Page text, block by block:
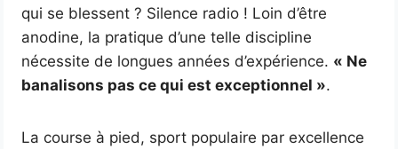
qui se blessent ? Silence radio ! Loin d’être
anodine, la pratique d’une telle discipline
nécessite de longues années d’expérience. « Ne
banalisons pas ce qui est exceptionnel ».
La course à pied, sport populaire par excellence